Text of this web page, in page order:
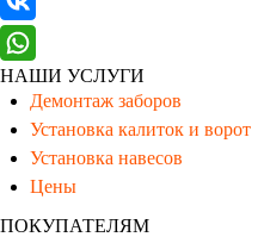
НАШИ УСЛУГИ
Демонтаж заборов
Установка калиток и ворот
Установка навесов
Цены
ПОКУПАТЕЛЯМ